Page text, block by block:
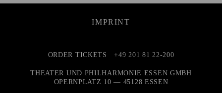
IMPRINT
ORDER TICKETS +49 201 81 22-200
THEATER UND PHILHARMONIE ESSEN GMBH
OPERNPLATZ 10 — 45128 ESSEN